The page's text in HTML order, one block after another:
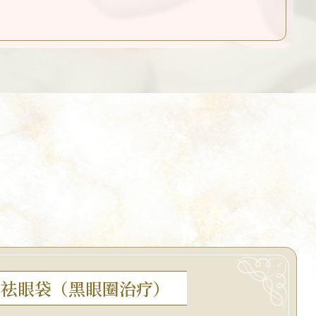
祛眼袋（黑眼圈治疗）